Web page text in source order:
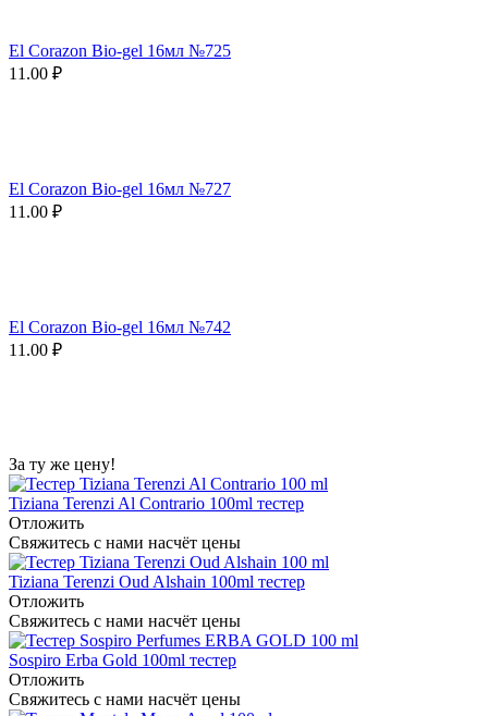
El Corazon Bio-gel 16мл №725
11.00 ₽
El Corazon Bio-gel 16мл №727
11.00 ₽
El Corazon Bio-gel 16мл №742
11.00 ₽
За ту же цену!
Tiziana Terenzi Al Contrario 100ml тестер
Отложить
Свяжитесь с нами насчёт цены
Tiziana Terenzi Oud Alshain 100ml тестер
Отложить
Свяжитесь с нами насчёт цены
Sospiro Erba Gold 100ml тестер
Отложить
Свяжитесь с нами насчёт цены